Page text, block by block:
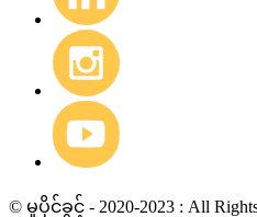
© မူပိုင်ခွင့် - 2020-2023 : All Rights